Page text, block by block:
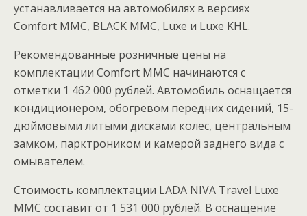
устанавливается на автомобилях в версиях
Comfort ММС, BLACK MMC, Luxe и Luxe KHL.
Рекомендованные розничные цены на
комплектации Comfort MMC начинаются с
отметки 1 462 000 рублей. Автомобиль оснащается
кондиционером, обогревом передних сидений, 15-
дюймовыми литыми дисками колес, центральным
замком, парктроником и камерой заднего вида с
омывателем.
Стоимость комплектации LADA NIVA Travel Luxe
MMC составит от 1 531 000 рублей. В оснащение